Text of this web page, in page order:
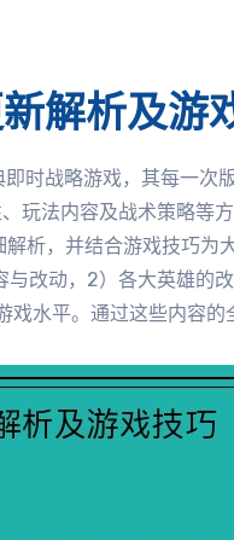
解析及游
时战略游戏，其每一次
玩法内容及战术策略等
析，并结合游戏技巧为
改动，2）各大英雄的
戏水平。通过这些内容